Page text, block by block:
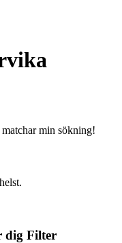
min sökning!
dig Filter